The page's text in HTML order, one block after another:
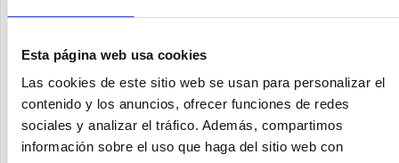
Esta página web usa cookies
Las cookies de este sitio web se usan para personalizar el
contenido y los anuncios, ofrecer funciones de redes
sociales y analizar el tráfico. Además, compartimos
información sobre el uso que haga del sitio web con
HPE - ARUBA R3V50A
Access Point Allgemein Maximale Datenübertragungsrate 1487
Mbit/s Maximale Datenübertragungsrate (2,4 GHz) 287 Mbit/s